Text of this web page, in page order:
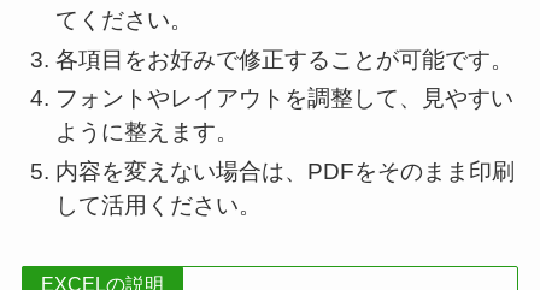
てください。
各項目をお好みで修正することが可能です。
フォントやレイアウトを調整して、見やすい
ように整えます。
内容を変えない場合は、PDFをそのまま印刷
して活用ください。
EXCELの説明